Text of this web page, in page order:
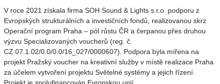
V roce 2021 získala firma SOH Sound & Lights s.r.o. podporu z
Evropských strukturálních a investičních fondů, realizovanou skrz
Operační program Praha – pól růstu ČR a čerpanou přes druhou
výzvu Specializovaných voucherů (reg. č.
CZ.07.1.02/0.0/0.0/16_027/0000607). Podpora byla mířena na
projekt Pražský voucher na kreativní služby v místě realizace Praha
za účelem vytvoření projektu Světelné systémy a jejich řízení.